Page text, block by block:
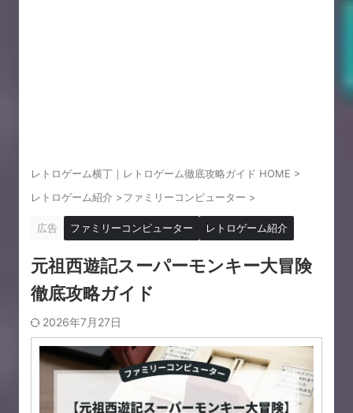
レトロゲーム横丁｜レトロゲーム徹底攻略ガイド HOME >
レトロゲーム紹介 >ファミリーコンピューター >
広告 ファミリーコンピューター レトロゲーム紹介
元祖西遊記スーパーモンキー大冒険
徹底攻略ガイド
2026年7月27日